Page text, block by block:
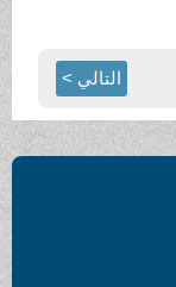
التالي >